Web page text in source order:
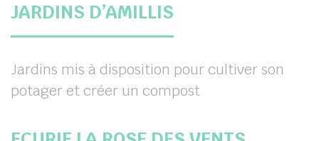
JARDINS D’AMILLIS
Jardins mis à disposition pour cultiver son
potager et créer un compost